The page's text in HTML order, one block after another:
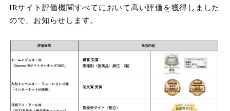
IRサイト評価機関すべてにおいて高い評価を獲得しました
ので、お知らせします。